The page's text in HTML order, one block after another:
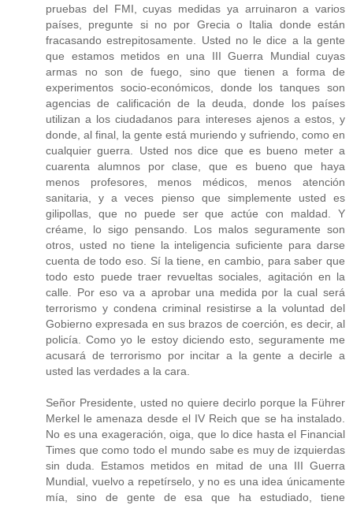
pruebas del FMI, cuyas medidas ya arruinaron a varios
países, pregunte si no por Grecia o Italia donde están
fracasando estrepitosamente. Usted no le dice a la gente
que estamos metidos en una III Guerra Mundial cuyas
armas no son de fuego, sino que tienen a forma de
experimentos socio-económicos, donde los tanques son
agencias de calificación de la deuda, donde los países
utilizan a los ciudadanos para intereses ajenos a estos, y
donde, al final, la gente está muriendo y sufriendo, como en
cualquier guerra. Usted nos dice que es bueno meter a
cuarenta alumnos por clase, que es bueno que haya
menos profesores, menos médicos, menos atención
sanitaria, y a veces pienso que simplemente usted es
gilipollas, que no puede ser que actúe con maldad. Y
créame, lo sigo pensando. Los malos seguramente son
otros, usted no tiene la inteligencia suficiente para darse
cuenta de todo eso. Sí la tiene, en cambio, para saber que
todo esto puede traer revueltas sociales, agitación en la
calle. Por eso va a aprobar una medida por la cual será
terrorismo y condena criminal resistirse a la voluntad del
Gobierno expresada en sus brazos de coerción, es decir, al
policía. Como yo le estoy diciendo esto, seguramente me
acusará de terrorismo por incitar a la gente a decirle a
usted las verdades a la cara.
Señor Presidente, usted no quiere decirlo porque la Führer
Merkel le amenaza desde el IV Reich que se ha instalado.
No es una exageración, oiga, que lo dice hasta el Financial
Times que como todo el mundo sabe es muy de izquierdas
sin duda. Estamos metidos en mitad de una III Guerra
Mundial, vuelvo a repetírselo, y no es una idea únicamente
mía, sino de gente de esa que ha estudiado, tiene